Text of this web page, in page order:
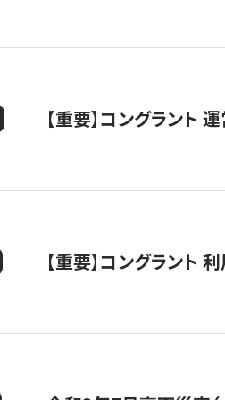
【重要】コングラント
【重要】コングラント